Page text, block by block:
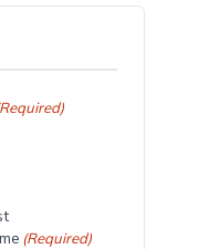
(Required)